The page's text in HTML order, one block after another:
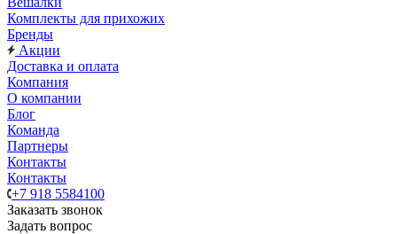
Комплекты для прихожих
Бренды
Акции
Доставка и оплата
Компания
О компании
Блог
Команда
Партнеры
Контакты
Контакты
+7 918 5584100
Заказать звонок
Задать вопрос